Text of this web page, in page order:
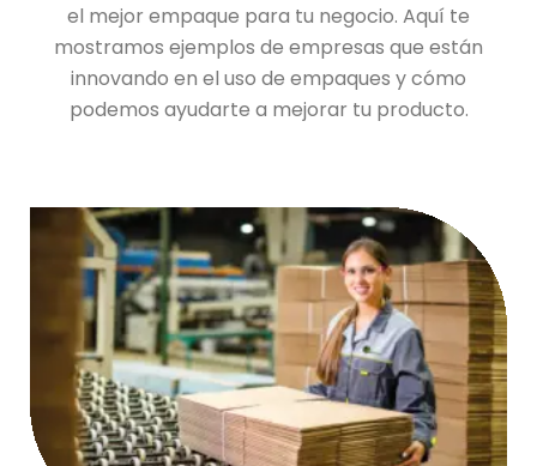
el mejor empaque para tu negocio. Aquí te
mostramos ejemplos de empresas que están
innovando en el uso de empaques y cómo
podemos ayudarte a mejorar tu producto.